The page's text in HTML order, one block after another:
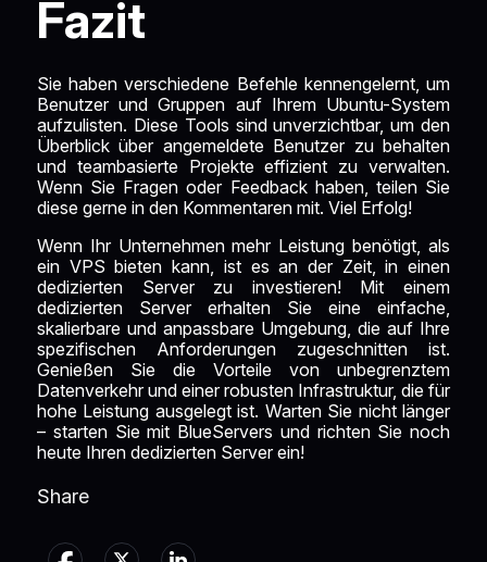
Fazit
Sie haben verschiedene Befehle kennengelernt, um
Benutzer und Gruppen auf Ihrem Ubuntu-System
aufzulisten. Diese Tools sind unverzichtbar, um den
Überblick über angemeldete Benutzer zu behalten
und teambasierte Projekte effizient zu verwalten.
Wenn Sie Fragen oder Feedback haben, teilen Sie
diese gerne in den Kommentaren mit. Viel Erfolg!
Wenn Ihr Unternehmen mehr Leistung benötigt, als
ein VPS bieten kann, ist es an der Zeit, in einen
dedizierten Server zu investieren! Mit einem
dedizierten Server erhalten Sie eine einfache,
skalierbare und anpassbare Umgebung, die auf Ihre
spezifischen Anforderungen zugeschnitten ist.
Genießen Sie die Vorteile von unbegrenztem
Datenverkehr und einer robusten Infrastruktur, die für
hohe Leistung ausgelegt ist. Warten Sie nicht länger
– starten Sie mit BlueServers und richten Sie noch
heute Ihren dedizierten Server ein!
Share